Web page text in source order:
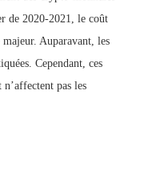
de 2020-2021, le coût
majeur. Auparavant, les
Cependant, ces
n’affectent pas les